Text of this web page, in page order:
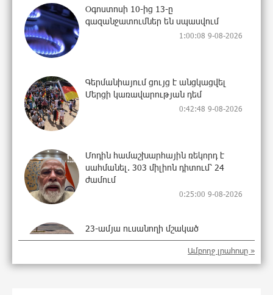
Օգոստոսի 10-ից 13-ը
գազանջատումներ են սպասվում
1:00:08 9-08-2026
Գերմանիայում ցույց է անցկացվել
Մերցի կառավարության դեմ
0:42:48 9-08-2026
Մոդին համաշխարհային ռեկորդ է
սահմանել. 303 միլիոն դիտում՝ 24
ժամում
0:25:00 9-08-2026
23-ամյա ուսանողի մշակած
հավելվածը հարավկորեական App
Store-ում շրջանցել է նույնիսկ Google
Maps-ը
Ամբողջ լրահոսը »